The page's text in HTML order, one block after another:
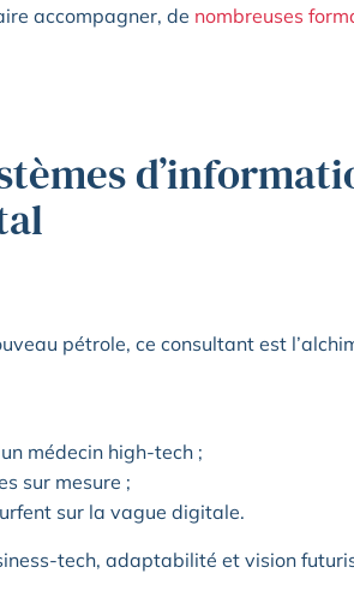
accompagner, de nombreuses
pétrole, ce consultant est
médecin high-tech ;
sur mesure ;
sur la vague digitale.
tech, adaptabilité et vision